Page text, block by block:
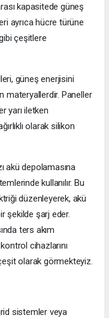
kapasitede güneş
ayrıca hücre türüne
çeşitlere
güneş enerjisini
materyallerdir. Paneller
yarı iletken
olarak silikon
akü depolamasına
kullanılır. Bu
düzenleyerek, akü
şekilde şarj eder.
ters akım
cihazlarını
olarak görmekteyiz.
sistemler veya